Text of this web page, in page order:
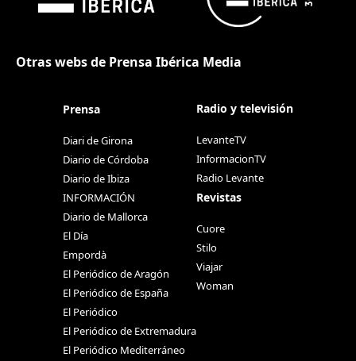
Otras webs de Prensa Ibérica Media
Prensa
Diari de Girona
Diario de Córdoba
Diario de Ibiza
INFORMACIÓN
Diario de Mallorca
El Día
Empordà
El Periódico de Aragón
El Periódico de España
El Periódico
El Periódico de Extremadura
El Periódico Mediterráneo
Radio y televisión
LevanteTV
InformacionTV
Radio Levante
Revistas
Cuore
Stilo
Viajar
Woman